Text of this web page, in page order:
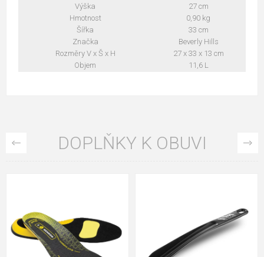
Výška
27 cm
Hmotnost
0,90 kg
Šířka
33 cm
Značka
Beverly Hills
Rozměry V x Š x H
27 x 33 x 13 cm
Objem
11,6 L
DOPLŇKY K OBUVI